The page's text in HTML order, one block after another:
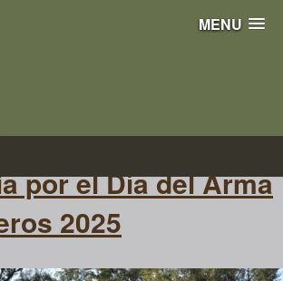
MENU
de ingenieros
por el Día del Arma
2025